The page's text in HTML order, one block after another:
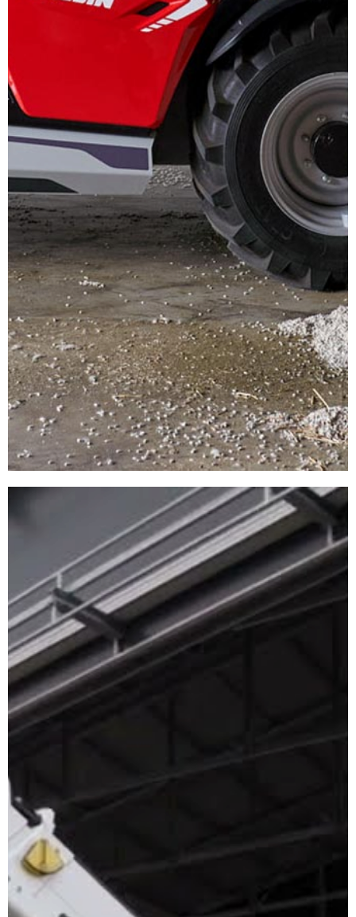
SOLLEVATORI
TELESCOPICI